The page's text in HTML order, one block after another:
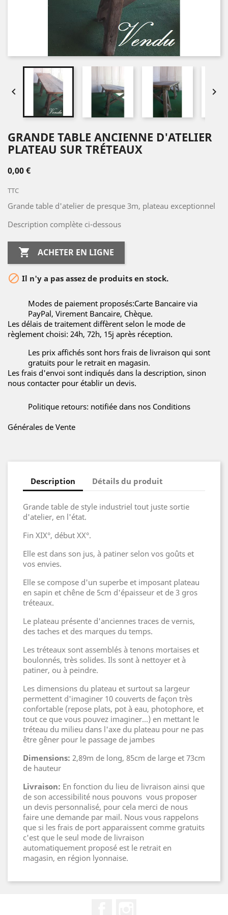
 
GRANDE TABLE ANCIENNE D'ATELIER
PLATEAU SUR TRÉTEAUX
0,00 €
TTC
Grande table d'atelier de presque 3m, plateau exceptionnel
Description complète ci-dessous
 ACHETER EN LIGNE
 Il n'y a pas assez de produits en stock.
Modes de paiement proposés:Carte Bancaire via
PayPal, Virement Bancaire, Chèque.
Les délais de traitement diffèrent selon le mode de
règlement choisi: 24h, 72h, 15j après réception.
Les prix affichés sont hors frais de livraison qui sont
gratuits pour le retrait en magasin.
Les frais d'envoi sont indiqués dans la description, sinon
nous contacter pour établir un devis.
Politique retours: notifiée dans nos Conditions
Générales de Vente
Description Détails du produit
Grande table de style industriel tout juste sortie
d'atelier, en l'état.
Fin XIX°, début XX°.
Elle est dans son jus, à patiner selon vos goûts et
vos envies.
Elle se compose d'un superbe et imposant plateau
en sapin et chêne de 5cm d'épaisseur et de 3 gros
tréteaux.
Le plateau présente d'anciennes traces de vernis,
des taches et des marques du temps.
Les tréteaux sont assemblés à tenons mortaises et
boulonnés, très solides. Ils sont à nettoyer et à
patiner, ou à peindre.
Les dimensions du plateau et surtout sa largeur
permettent d'imaginer 10 couverts de façon très
confortable (repose plats, pot à eau, photophore, et
tout ce que vous pouvez imaginer...) en mettant le
tréteau du milieu dans l'axe du plateau pour ne pas
être gêner pour le passage de jambes
Dimensions: 2,89m de long, 85cm de large et 73cm
de hauteur
Livraison: En fonction du lieu de livraison ainsi que
de son accessibilité nous pouvons vous proposer
un devis personnalisé, pour cela merci de nous
faire une demande par mail. Nous vous rappelons
que si les frais de port apparaissent comme gratuits
c'est que le seul mode de livraison
automatiquement proposé est le retrait en
magasin, en région lyonnaise.